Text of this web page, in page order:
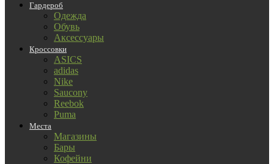
Гардероб
Одежда
Обувь
Аксессуары
Кроссовки
ASICS
adidas
Nike
Saucony
Reebok
Puma
Места
Магазины
Бары
Кофейни